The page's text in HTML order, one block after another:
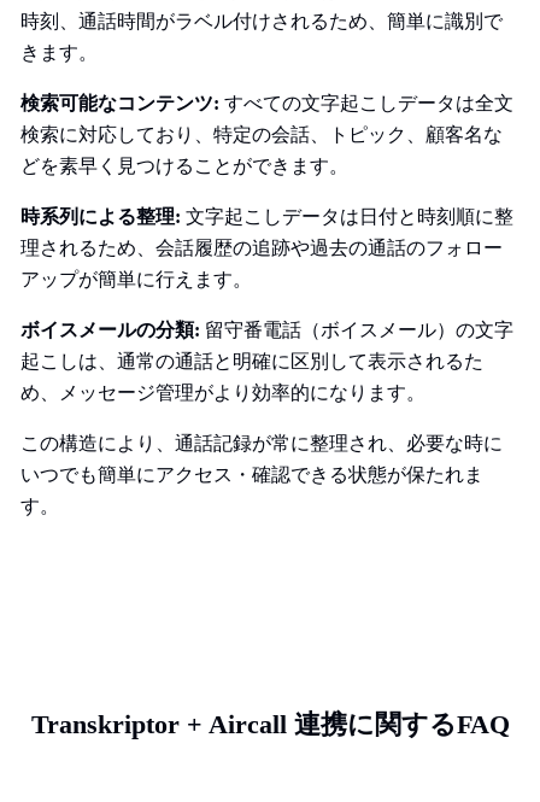
時刻、通話時間がラベル付けされるため、簡単に識別で
きます。
検索可能なコンテンツ: すべての文字起こしデータは全文
検索に対応しており、特定の会話、トピック、顧客名な
どを素早く見つけることができます。
時系列による整理: 文字起こしデータは日付と時刻順に整
理されるため、会話履歴の追跡や過去の通話のフォロー
アップが簡単に行えます。
ボイスメールの分類: 留守番電話（ボイスメール）の文字
起こしは、通常の通話と明確に区別して表示されるた
め、メッセージ管理がより効率的になります。
この構造により、通話記録が常に整理され、必要な時に
いつでも簡単にアクセス・確認できる状態が保たれま
す。
Transkriptor + Aircall 連携に関するFAQ